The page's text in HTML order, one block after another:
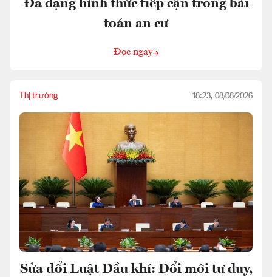
Đa dạng hình thức tiếp cận trong bài
toán an cư
Đọc ngay
Thị trường 18:23, 08/08/2026
Sửa đổi Luật Dầu khí: Đổi mới tư duy,